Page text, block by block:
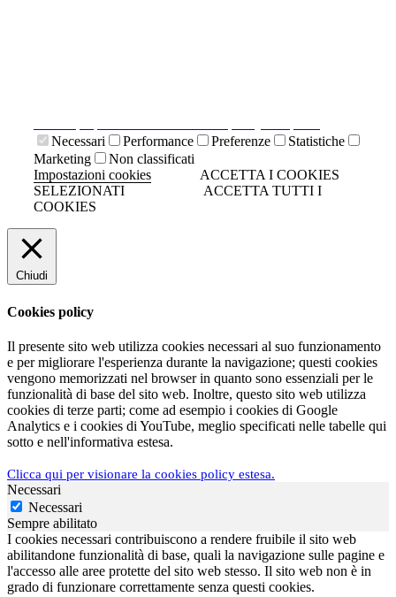
Necessari
Performance Preferenze
Statistiche
Marketing
Non classificati
Impostazioni cookies
ACCETTA I COOKIES
SELEZIONATI
ACCETTA TUTTI I
COOKIES
Chiudi
Cookies policy
Il presente sito web utilizza cookies necessari al suo funzionamento
e per migliorare l'esperienza durante la navigazione; questi cookies
vengono memorizzati nel browser in quanto sono essenziali per le
funzionalità di base del sito web. Inoltre, questo sito web utilizza
cookies di terze parti; come ad esempio i cookies di Google
Analytics e i cookies di YouTube, meglio specificati nelle tabelle qui
sotto e nell'informativa estesa.
Clicca qui per visionare la cookies policy estesa.
Necessari
Necessari
Sempre abilitato
I cookies necessari contribuiscono a rendere fruibile il sito web
abilitandone funzionalità di base, quali la navigazione sulle pagine e
l'accesso alle aree protette del sito web stesso. Il sito web non è in
grado di funzionare correttamente senza questi cookies.